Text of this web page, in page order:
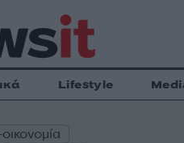
Lifestyle